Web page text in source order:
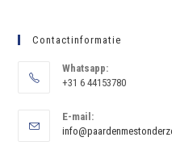
Contactinformatie
Whatsapp:
+31 6 44153780
E-mail: